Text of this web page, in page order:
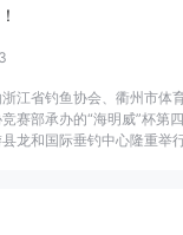
江省钓鱼协会、衢州市体
赛部承办的“海明威”杯第
龙和国际垂钓中心隆重举